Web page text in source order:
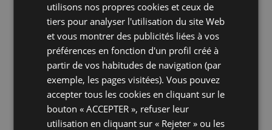
Mixit Beige
couleurs
Mixit Blanco
BLANCO couleurs
Mixit Gris
+ 2
couleurs
FRENCH
GERMAN
utilisons nos propres cookies et ceux de
tiers pour analyser l'utilisation du site Web
et vous montrer des publicités liées à vos
préférences en fonction d'un profil créé à
partir de vos habitudes de navigation (par
exemple, les pages visitées). Vous pouvez
accepter tous les cookies en cliquant sur le
bouton « ACCEPTER », refuser leur
utilisation en cliquant sur « Rejeter » ou les